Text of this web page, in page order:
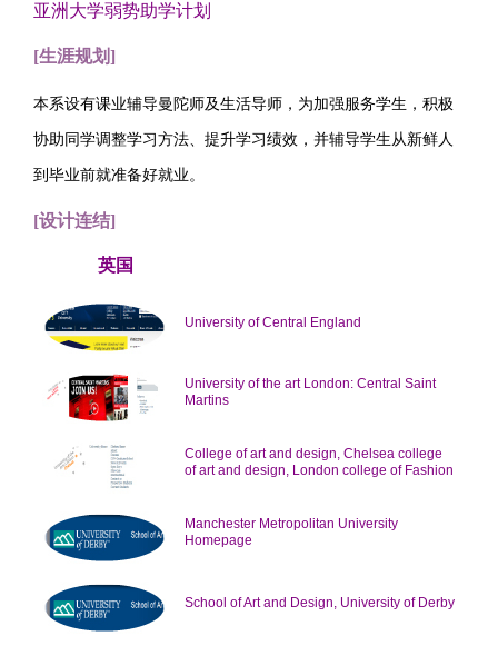
亚洲大学弱势助学计划
[生涯规划]
本系设有课业辅导曼陀师及生活导师，为加强服务学生，积极
协助同学调整学习方法、提升学习绩效，并辅导学生从新鲜人
到毕业前就准备好就业。
[设计连结]
英国
University of Central England
University of the art London: Central Saint
Martins
College of art and design, Chelsea college
of art and design, London college of Fashion
Manchester Metropolitan University
Homepage
School of Art and Design, University of Derby